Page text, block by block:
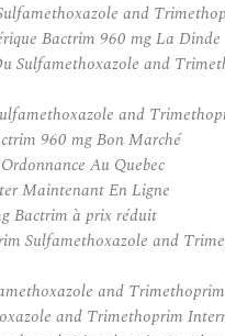
and
Bactrim 960 mg La Dinde
Sulfamethoxazole and
and
960 mg Bon Marché
Au Quebec
Maintenant En Ligne
Bactrim à prix réduit
Sulfamethoxazole and
and
and Trimethoprim